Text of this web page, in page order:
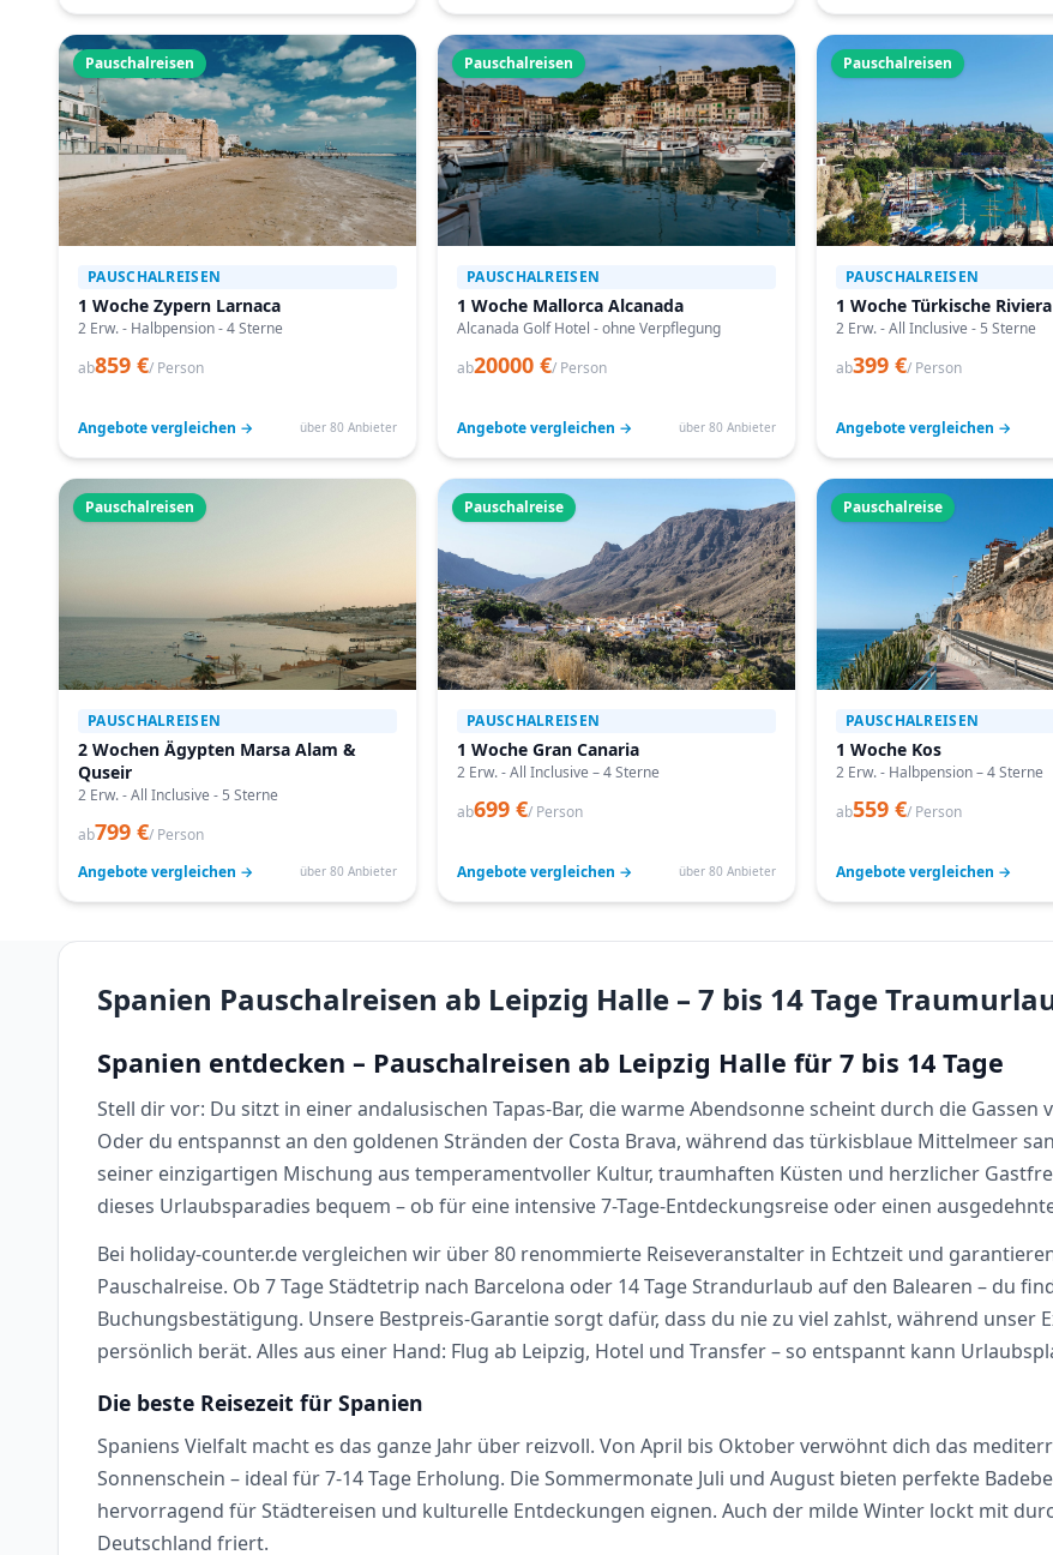
Pauschalreisen
PAUSCHALREISEN
1 Woche Zypern Larnaca
2 Erw. - Halbpension - 4 Sterne
ab859 €/ Person
Angebote vergleichen → über 80 Anbieter
Pauschalreisen
PAUSCHALREISEN
1 Woche Mallorca Alcanada
Alcanada Golf Hotel - ohne Verpflegung
ab20000 €/ Person
Angebote vergleichen → über 80 Anbieter
Pauschalreisen
PAUSCHALREISEN
1 Woche Türkische Riviera
2 Erw. - All Inclusive - 5 Sterne
ab399 €/ Person
Angebote vergleichen →
Pauschalreisen
PAUSCHALREISEN
2 Wochen Ägypten Marsa Alam &
Quseir
2 Erw. - All Inclusive - 5 Sterne
ab799 €/ Person
Angebote vergleichen →
über 80 Anbieter
Pauschalreise
PAUSCHALREISEN
1 Woche Gran Canaria
2 Erw. - All Inclusive – 4 Sterne
ab699 €/ Person
Angebote vergleichen → über 80 Anbieter
Pauschalreise
PAUSCHALREISEN
1 Woche Kos
2 Erw. - Halbpension – 4 Sterne
ab559 €/ Person
Angebote vergleichen →
Spanien Pauschalreisen ab Leipzig Halle – 7 bis 14 Tage
Spanien entdecken – Pauschalreisen ab Leipzig Halle für 7 bis 14 Tage
Stell dir vor: Du sitzt in einer andalusischen Tapas-Bar, die warme Abendsonne scheint durch die
Oder du entspannst an den goldenen Stränden der Costa Brava, während das türkisblaue Mittelmeer
seiner einzigartigen Mischung aus temperamentvoller Kultur, traumhaften Küsten und herzlicher
dieses Urlaubsparadies bequem – ob für eine intensive 7-Tage-Entdeckungsreise oder einen
Bei holiday-counter.de vergleichen wir über 80 renommierte Reiseveranstalter in Echtzeit und
Pauschalreise. Ob 7 Tage Städtetrip nach Barcelona oder 14 Tage Strandurlaub auf den Balearen – du
Buchungsbestätigung. Unsere Bestpreis-Garantie sorgt dafür, dass du nie zu viel zahlst, während unser
persönlich berät. Alles aus einer Hand: Flug ab Leipzig, Hotel und Transfer – so entspannt kann
Die beste Reisezeit für Spanien
Spaniens Vielfalt macht es das ganze Jahr über reizvoll. Von April bis Oktober verwöhnt dich das
Sonnenschein – ideal für 7-14 Tage Erholung. Die Sommermonate Juli und August bieten perfekte
hervorragend für Städtereisen und kulturelle Entdeckungen eignen. Auch der milde Winter lockt mit
Deutschland friert.